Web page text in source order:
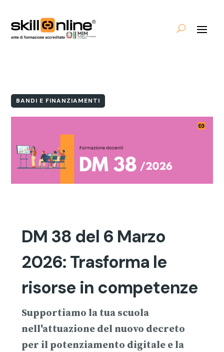
BANDI E FINANZIAMENTI
DM 38 del 6 Marzo
2026: Trasforma le
risorse in competenze
Supportiamo la tua scuola
nell'attuazione del nuovo decreto
per il potenziamento digitale e la